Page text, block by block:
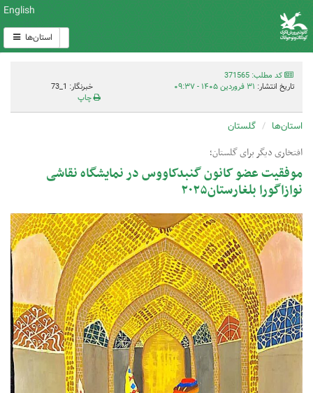
English
استان‌ها
کد مطلب: 371565
تاریخ انتشار: ۳۱ فروردین ۱۴۰۵ - ۰۹:۳۷
خبرنگار: 1_73
چاپ
استان‌ها گلستان
افتخاری دیگر برای گلستان؛
موفقیت عضو کانون گنبدکاووس در نمایشگاه نقاشی
نوازاگورا بلغارستان۲۰۲۵